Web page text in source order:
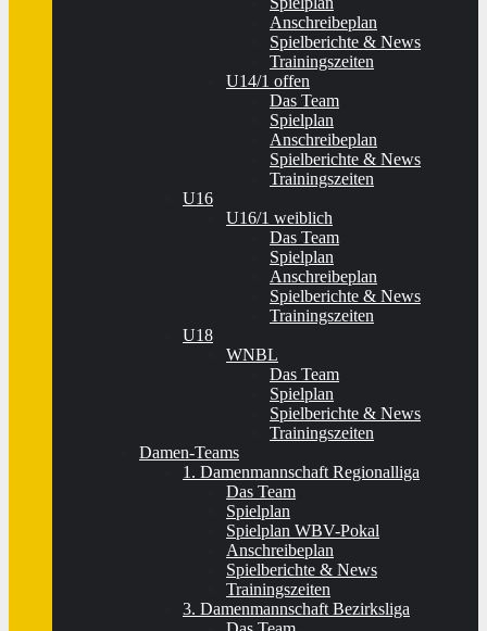
Anschreibeplan
Spielberichte & News
Trainingszeiten
U14/1 offen
Das Team
Spielplan
Anschreibeplan
Spielberichte & News
Trainingszeiten
U16
U16/1 weiblich
Das Team
Spielplan
Anschreibeplan
Spielberichte & News
Trainingszeiten
U18
WNBL
Das Team
Spielplan
Spielberichte & News
Trainingszeiten
Damen-Teams
1. Damenmannschaft Regionalliga
Das Team
Spielplan
Spielplan WBV-Pokal
Anschreibeplan
Spielberichte & News
Trainingszeiten
3. Damenmannschaft Bezirksliga